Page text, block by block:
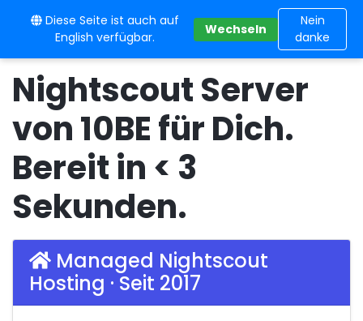
Diese Seite ist auch auf
English verfügbar.
Wechseln
Nein
danke
10BE
Nightscout Server
von 10BE für Dich.
Bereit in < 3
Sekunden.
Managed Nightscout
Hosting · Seit 2017